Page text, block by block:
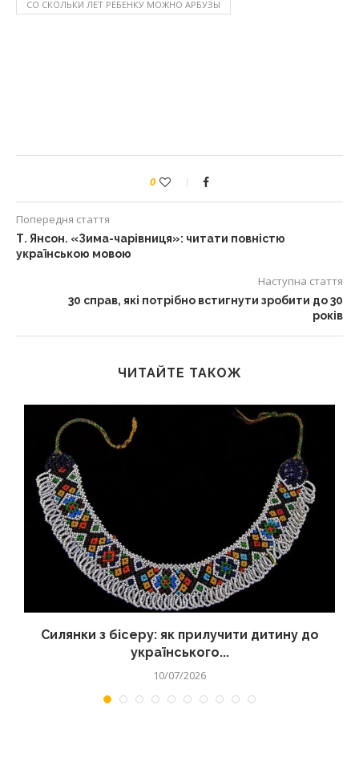
СО СКОЛЬКИ ЛЕТ РЕБЕНКУ МОЖНО АРБУЗЫ
0
Попередня стаття
Т. Янсон. «Зима-чарівниця»: читати повністю
українською мовою
Наступна стаття
30 справ, які потрібно встигнути зробити до 30
років
ЧИТАЙТЕ ТАКОЖ
Силянки з бісеру: як прилучити дитину до
українського...
10/07/2026